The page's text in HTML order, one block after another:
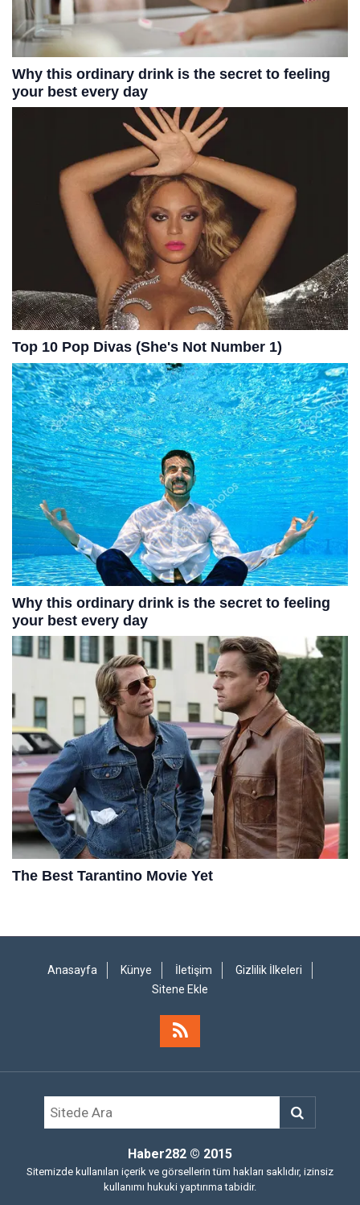
Anasayfa Künye İletişim
Gizlilik İlkeleri
Sitene Ekle
Haber282 © 2015
Sitemizde kullanılan içerik ve görsellerin tüm hakları saklıdır, izinsiz
kullanımı hukuki yaptırıma tabidir.